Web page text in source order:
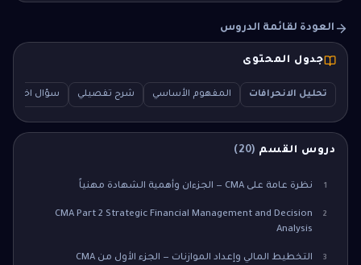
العودة لقائمة الدروس
جدول المحتوى
تحليل الانحرافات المفهوم الأساسي شرح تفصيلي سؤال اختبار (MCQ)
دروس القسم (
20
)
1 نظرة عامة على CMA — الجزءان وأهمية الشهادة مهنياً
2
CMA Part 2 Strategic Financial Management and Decision
Analysis
3 التخطيط المالي وإعداد الموازنات — الجزء الأول من CMA